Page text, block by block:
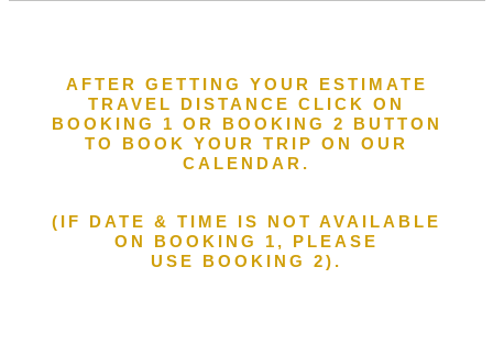
AFTER GETTING YOUR ESTIMATE
TRAVEL DISTANCE CLICK ON
BOOKING 1 OR BOOKING 2 BUTTON
TO BOOK YOUR TRIP ON OUR
CALENDAR.
(IF DATE & TIME IS NOT AVAILABLE
ON BOOKING 1, PLEASE
USE BOOKING 2).